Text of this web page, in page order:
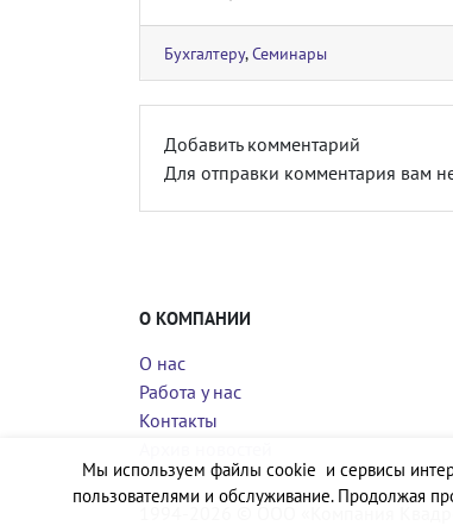
Бухгалтеру,Семинары
Добавить комментарий
Для отправки комментария вам
О КОМПАНИИ
О нас
Работа у нас
Контакты
1994-2026 © ООО «Компания
Мы используем файлы cookie и сервисы
пользователями и обслуживание. Продолжая